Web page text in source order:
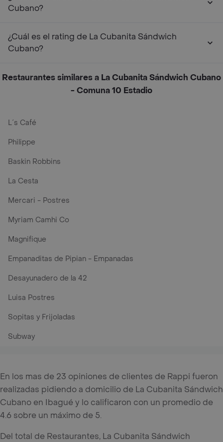
Cubano?
¿Cuál es el rating de La Cubanita Sándwich
Cubano?
Restaurantes similares a La Cubanita Sándwich Cubano
- Comuna 10 Estadio
L´s Café
Philippe
Baskin Robbins
La Cesta
Mercari - Postres
Myriam Camhi Co
Magnifique
Empanaditas de Pipian - Empanadas
Desayunadero de la 42
Luisa Postres
Sopitas y Frijoladas
Subway
En los mas de 23 opiniones de clientes de Rappi fueron
realizadas pidiendo a domicilio de La Cubanita Sándwich
Cubano en Ibagué y lo calificaron con un promedio de
4.6 sobre un máximo de 5.
Del total de Restaurantes, La Cubanita Sándwich